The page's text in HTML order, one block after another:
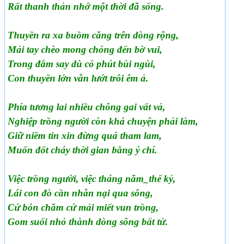
Rất thanh thản nhớ một thời đã sống.
Thuyền ra xa buồm căng trên dòng rộng,
Mải tay chèo mong chóng đến bờ vui,
Trong đắm say dù có phút bùi ngùi,
Con thuyền lớn vẫn lướt trôi êm ả.
Phía tương lai nhiều chông gai vất vả,
Nghiệp trồng người còn khá chuyện phải làm,
Giữ niềm tin xin đừng quá tham lam,
Muốn đốt cháy thời gian bằng ý chí.
Việc trồng người, việc tháng năm_thế kỷ,
Lái con đò cần nhẫn nại qua sông,
Cứ bón chăm cứ mải miết vun trồng,
Gom suối nhỏ thành dòng sông bất tử.